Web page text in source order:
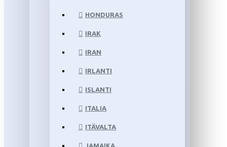
HONDURAS
IRAK
IRAN
IRLANTI
ISLANTI
ITALIA
ITÄVALTA
JAMAIKA